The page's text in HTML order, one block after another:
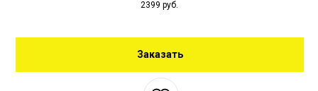
2399 руб.
Заказать